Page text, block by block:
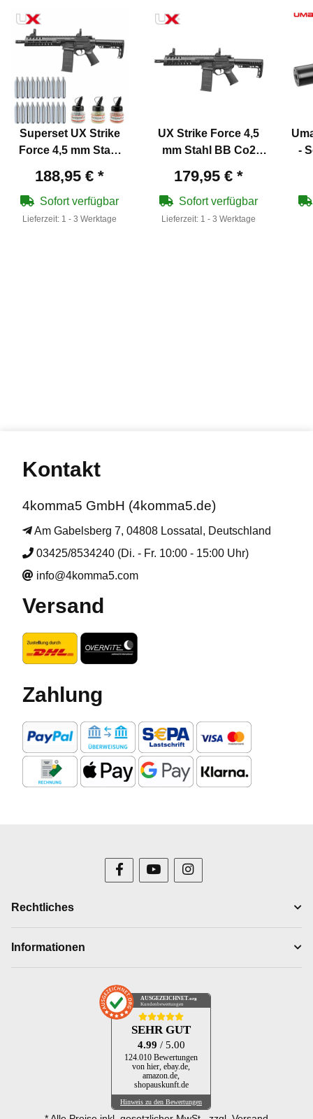
Superset UX Strike
Force 4,5 mm Stahl
Blowback (P18)
188,95 € *
Sofort verfügbar
Lieferzeit: 1 - 3 Werktage
UX Strike Force 4,5
mm Stahl BB Co2
(P18)
179,95 € *
Sofort verfügbar
Lieferzeit: 1 - 3 Werktage
-
Kontakt
4komma5 GmbH (4komma5.de)
Am Gabelsberg 7, 04808 Lossatal, Deutschland
03425/8534240 (Di. - Fr. 10:00 - 15:00 Uhr)
info@4komma5.com
Versand
Zahlung
Rechtliches
Informationen
AUSGEZEICHNET .org
Kundenbewertungen
SEHR GUT
4.99 / 5.00
124.010 Bewertungen
von hier, ebay.de,
amazon.de,
shopauskunft.de
Hinweis zu den Bewertungen